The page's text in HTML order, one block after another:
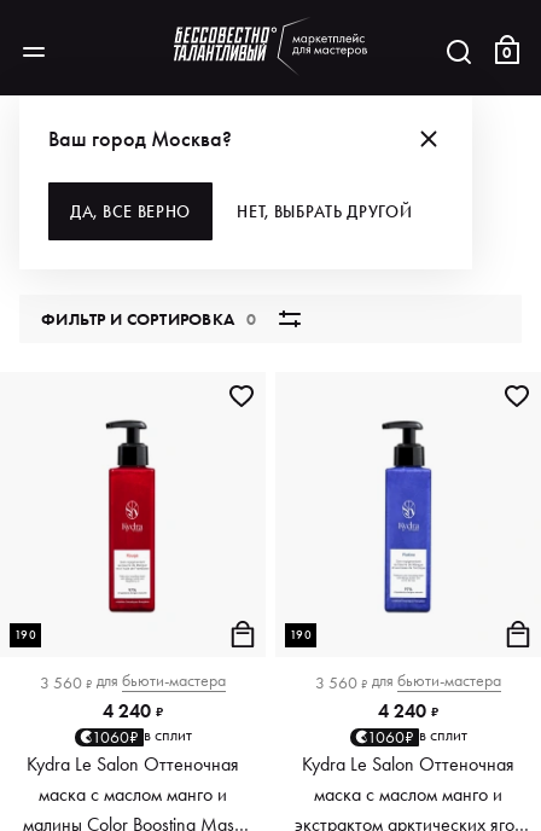
0
Ваш город Москва?
ДА, ВСЕ ВЕРНО НЕТ, ВЫБРАТЬ ДРУГОЙ
ВСЕ КАТЕГОРИИ
ФИЛЬТР И СОРТИРОВКА0
190
3 560 ₽ для бьюти-мастера
4 240 ₽
1060₽ в сплит
Kydra Le Salon Оттеночная
маска с маслом манго и
малины Color Boosting Mask
190
3 560 ₽ для бьюти-мастера
4 240 ₽
1060₽ в сплит
Kydra Le Salon Оттеночная
маска с маслом манго и
экстрактом арктических ягод